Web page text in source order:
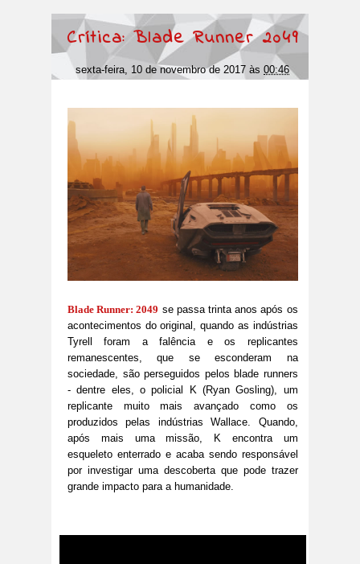
Crítica: Blade Runner 2049
sexta-feira, 10 de novembro de 2017às00:46
Blade Runner: 2049 se passa trinta anos após os
acontecimentos do original, quando as indústrias
Tyrell foram a falência e os replicantes
remanescentes, que se esconderam na
sociedade, são perseguidos pelos blade runners
- dentre eles, o policial K (Ryan Gosling), um
replicante muito mais avançado como os
produzidos pelas indústrias Wallace. Quando,
após mais uma missão, K encontra um
esqueleto enterrado e acaba sendo responsável
por investigar uma descoberta que pode trazer
grande impacto para a humanidade.